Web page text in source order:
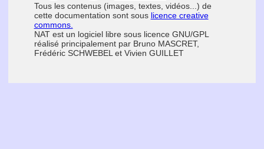
Tous les contenus (images, textes, vidéos...) de
cette documentation sont sous licence creative
commons.
NAT est un logiciel libre sous licence GNU/GPL
réalisé principalement par Bruno MASCRET,
Frédéric SCHWEBEL et Vivien GUILLET